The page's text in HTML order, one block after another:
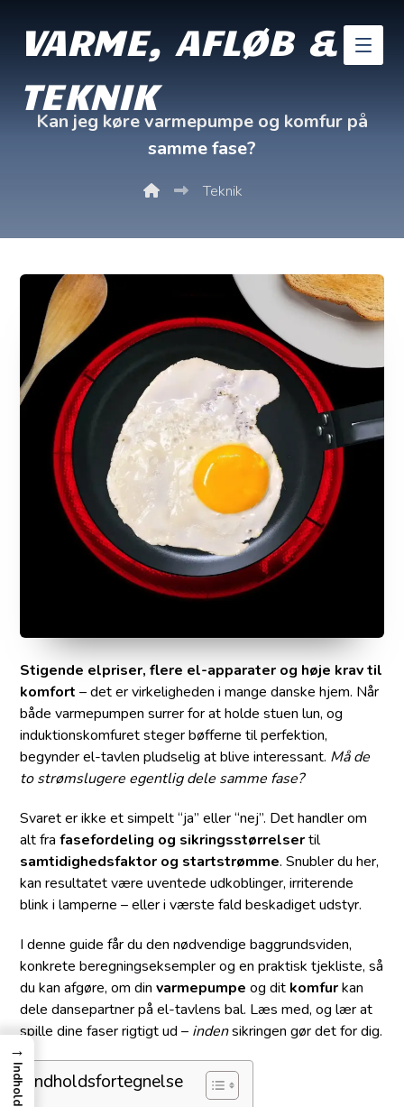
VARME, AFLØB &
TEKNIK
Kan jeg køre varmepumpe og komfur på
samme fase?
Teknik
Stigende elpriser, flere el-apparater og høje krav til
komfort – det er virkeligheden i mange danske hjem. Når
både varmepumpen surrer for at holde stuen lun, og
induktionskomfuret steger bøfferne til perfektion,
begynder el-tavlen pludselig at blive interessant. Må de
to strømslugere egentlig dele samme fase?
Svaret er ikke et simpelt “ja” eller “nej”. Det handler om
alt frafasefordeling og sikringsstørrelsertil
samtidighedsfaktor og startstrømme. Snubler du her,
kan resultatet være uventede udkoblinger, irriterende
blink i lamperne – eller i værste fald beskadiget udstyr.
I denne guide får du den nødvendige baggrundsviden,
konkrete beregningseksempler og en praktisk tjekliste, så
du kan afgøre, om dinvarmepumpe og dit komfurkan
dele dansepartner på el-tavlens bal. Læs med, og lær at
spille dine faser rigtigt ud – indensikringen gør det for dig.
Indholdsfortegnelse
→
Indhold